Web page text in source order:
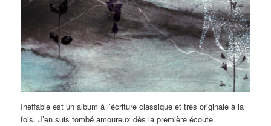
Ineffable est un album à l’écriture classique et très originale à la
fois. J’en suis tombé amoureux dès la première écoute.